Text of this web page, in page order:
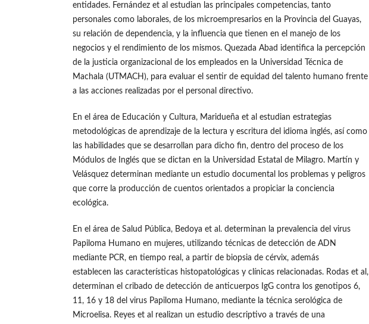
entidades. Fernández et al estudian las principales competencias, tanto
personales como laborales, de los microempresarios en la Provincia del Guayas,
su relación de dependencia, y la influencia que tienen en el manejo de los
negocios y el rendimiento de los mismos. Quezada Abad identifica la percepción
de la justicia organizacional de los empleados en la Universidad Técnica de
Machala (UTMACH), para evaluar el sentir de equidad del talento humano frente
a las acciones realizadas por el personal directivo.
En el área de Educación y Cultura, Maridueña et al estudian estrategias
metodológicas de aprendizaje de la lectura y escritura del idioma inglés, así como
las habilidades que se desarrollan para dicho fin, dentro del proceso de los
Módulos de Inglés que se dictan en la Universidad Estatal de Milagro. Martín y
Velásquez determinan mediante un estudio documental los problemas y peligros
que corre la producción de cuentos orientados a propiciar la conciencia
ecológica.
En el área de Salud Pública, Bedoya et al. determinan la prevalencia del virus
Papiloma Humano en mujeres, utilizando técnicas de detección de ADN
mediante PCR, en tiempo real, a partir de biopsia de cérvix, además
establecen las características histopatológicas y clínicas relacionadas. Rodas et al,
determinan el cribado de detección de anticuerpos IgG contra los genotipos 6,
11, 16 y 18 del virus Papiloma Humano, mediante la técnica serológica de
Microelisa. Reyes et al realizan un estudio descriptivo a través de una